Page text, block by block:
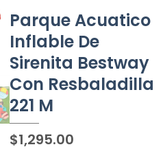
Parque Acuatico
Inflable De
Sirenita Bestway
Con Resbaladilla
221 M
$1,295.00